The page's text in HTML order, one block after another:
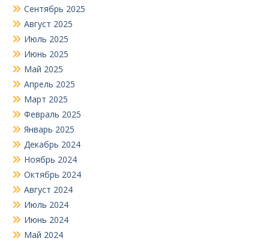
Сентябрь 2025
Август 2025
Июль 2025
Июнь 2025
Май 2025
Апрель 2025
Март 2025
Февраль 2025
Январь 2025
Декабрь 2024
Ноябрь 2024
Октябрь 2024
Август 2024
Июль 2024
Июнь 2024
Май 2024